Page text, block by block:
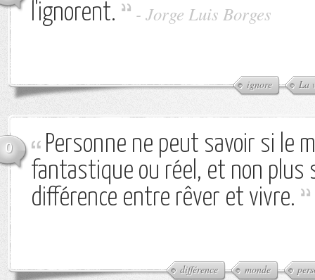
l'ignorent.
- Jorge Luis Borges
ignore La
0
Personne ne peut savoir si le
fantastique ou réel, et non plus
différence entre rêver et vivre.
différence monde